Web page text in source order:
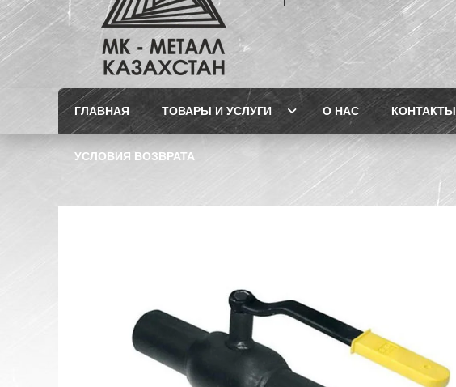
ГЛАВНАЯ ТОВАРЫ И УСЛУГИ О НАС КОНТАКТЫ
УСЛОВИЯ ВОЗВРАТА